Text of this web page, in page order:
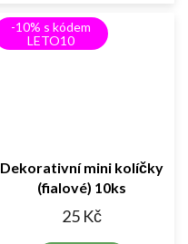
-10% s kódem
LETO10
Dekorativní mini kolíčky
(fialové) 10ks
25 Kč